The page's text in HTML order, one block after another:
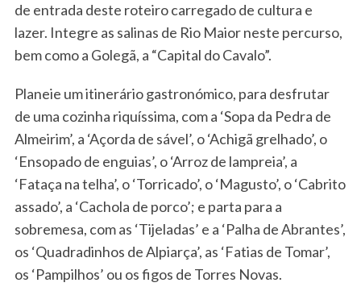
de entrada deste roteiro carregado de cultura e
lazer. Integre as salinas de Rio Maior neste percurso,
bem como a Golegã, a “Capital do Cavalo”.
Planeie um itinerário gastronómico, para desfrutar
de uma cozinha riquíssima, com a ‘Sopa da Pedra de
Almeirim’, a ‘Açorda de sável’, o ‘Achigã grelhado’, o
‘Ensopado de enguias’, o ‘Arroz de lampreia’, a
‘Fataça na telha’, o ‘Torricado’, o ‘Magusto’, o ‘Cabrito
assado’, a ‘Cachola de porco’; e parta para a
sobremesa, com as ‘Tijeladas’ e a ‘Palha de Abrantes’,
os ‘Quadradinhos de Alpiarça’, as ‘Fatias de Tomar’,
os ‘Pampilhos’ ou os figos de Torres Novas.
S
e
c
h
f
: